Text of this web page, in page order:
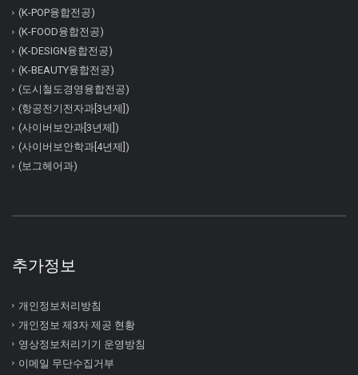
(K-POP융합전공)
(K-FOOD융합전공)
(K-DESIGN융합전공)
(K-BEAUTY융합전공)
(도시철도경영융합전공)
(항공전기전자과[3년제])
(사이버보안과[3년제])
(사이버보안학과[4년제])
(보그헤어과)
추가정보
개인정보처리방침
개인정보 제3자 제공 현황
영상정보처리기기 운영방침
이메일 무단수집거부